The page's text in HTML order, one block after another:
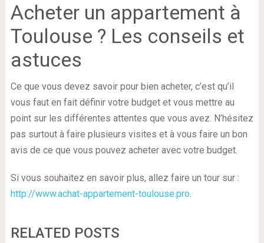
Acheter un appartement à
Toulouse ? Les conseils et
astuces
Ce que vous devez savoir pour bien acheter, c’est qu’il
vous faut en fait définir votre budget et vous mettre au
point sur les différentes attentes que vous avez. N’hésitez
pas surtout à faire plusieurs visites et à vous faire un bon
avis de ce que vous pouvez acheter avec votre budget.
Si vous souhaitez en savoir plus, allez faire un tour sur :
http://www.achat-appartement-toulouse.pro.
RELATED POSTS